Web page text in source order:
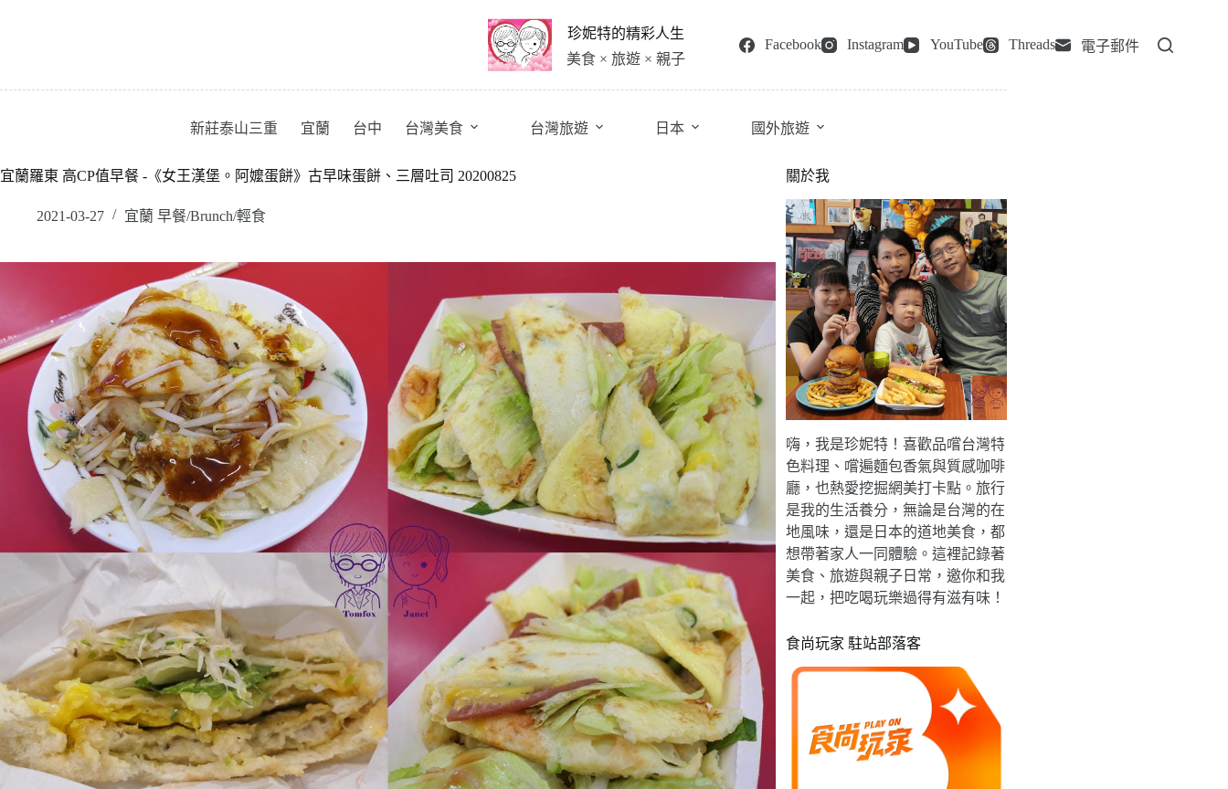
珍妮特的精彩人生
美食 × 旅遊 × 親子
Facebook Instagram YouTube Threads 電子郵件
新莊泰山三重 宜蘭 台中 台灣美食 台灣旅遊 日本 國外旅遊
宜蘭羅東 高CP值早餐 -《女王漢堡。阿嬤蛋餅》古早味蛋餅、三層吐司 20200825
2021-03-27 宜蘭 早餐/Brunch/輕食
關於我
嗨，我是珍妮特！喜歡品嚐台灣特
色料理、嚐遍麵包香氣與質感咖啡
廳，也熱愛挖掘網美打卡點。旅行
是我的生活養分，無論是台灣的在
地風味，還是日本的道地美食，都
想帶著家人一同體驗。這裡記錄著
美食、旅遊與親子日常，邀你和我
一起，把吃喝玩樂過得有滋有味！
食尚玩家 駐站部落客